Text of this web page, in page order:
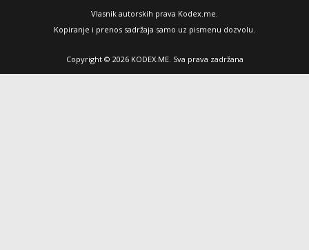
Vlasnik autorskih prava Kodex.me.
Kopiranje i prenos sadržaja samo uz pismenu dozvolu.
Copyright © 2026 KODEX.ME. Sva prava zadržana